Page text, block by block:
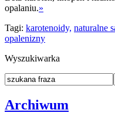
opalaniu.»
Tagi: karotenoidy, naturalne
opalenizny
Wyszukiwarka
Archiwum